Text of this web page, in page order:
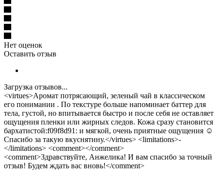
Нет оценок
Оставить отзыв
Загрузка отзывов...
<virtues>Аромат потрясающий, зеленый чай в классическом
его понимании . По текстуре больше напоминает баттер для
тела, густой, но впитывается быстро и после себя не оставляет
ощущения пленки или жирных следов. Кожа сразу становится
бархатистой:f09f8d91: и мягкой, очень приятные ощущения ☺️
Спасибо за такую вкуснятину.</virtues> <limitations>-
</limitations> <comment></comment>
<comment>Здравствуйте, Анжелика! И вам спасибо за точный
отзыв! Будем ждать вас вновь!</comment>